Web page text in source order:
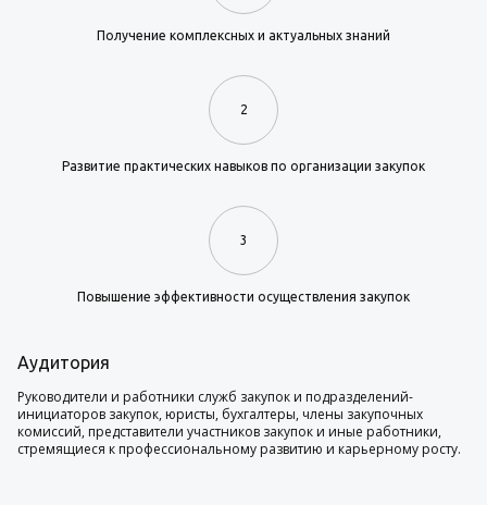
Получение комплексных и актуальных знаний
2
Развитие практических навыков по организации закупок
3
Повышение эффективности осуществления закупок
Аудитория
Руководители и работники служб закупок и подразделений-
инициаторов закупок, юристы, бухгалтеры, члены закупочных
комиссий, представители участников закупок и иные работники,
стремящиеся к профессиональному развитию и карьерному росту.